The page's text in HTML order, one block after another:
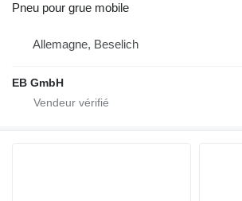
Pneu pour grue mobile
Allemagne, Beselich
EB GmbH